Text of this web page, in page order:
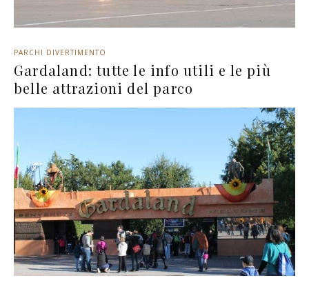
PARCHI DIVERTIMENTO
Gardaland: tutte le info utili e le più
belle attrazioni del parco